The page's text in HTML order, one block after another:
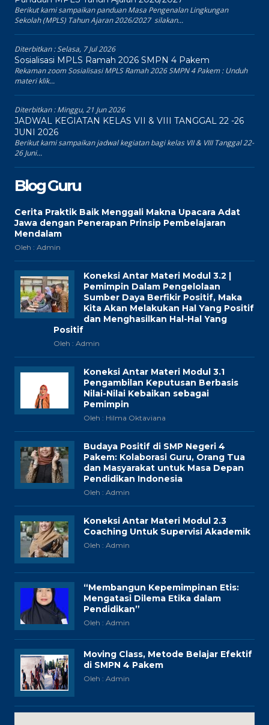
Berikut kami sampaikan panduan Masa Pengenalan Lingkungan
Sekolah (MPLS) Tahun Ajaran 2026/2027 silakan...
Diterbitkan :Selasa, 7 Jul 2026
Sosialisasi MPLS Ramah 2026 SMPN 4 Pakem
Rekaman zoom Sosialisasi MPLS Ramah 2026 SMPN 4 Pakem : Unduh
materi klik...
Diterbitkan :Minggu, 21 Jun 2026
JADWAL KEGIATAN KELAS VII & VIII TANGGAL 22 -26
JUNI 2026
Berikut kami sampaikan jadwal kegiatan bagi kelas VII & VIII Tanggal 22-
26 Juni...
Blog Guru
Cerita Praktik Baik Menggali Makna Upacara Adat
Jawa dengan Penerapan Prinsip Pembelajaran
Mendalam
Oleh : Admin
Koneksi Antar Materi Modul 3.2 |
Pemimpin Dalam Pengelolaan
Sumber Daya Berfikir Positif, Maka
Kita Akan Melakukan Hal Yang Positif
dan Menghasilkan Hal-Hal Yang
Positif
Oleh : Admin
Koneksi Antar Materi Modul 3.1
Pengambilan Keputusan Berbasis
Nilai-Nilai Kebaikan sebagai
Pemimpin
Oleh : Hilma Oktaviana
Budaya Positif di SMP Negeri 4
Pakem: Kolaborasi Guru, Orang Tua
dan Masyarakat untuk Masa Depan
Pendidikan Indonesia
Oleh : Admin
Koneksi Antar Materi Modul 2.3
Coaching Untuk Supervisi Akademik
Oleh : Admin
“Membangun Kepemimpinan Etis:
Mengatasi Dilema Etika dalam
Pendidikan”
Oleh : Admin
Moving Class, Metode Belajar Efektif
di SMPN 4 Pakem
Oleh : Admin